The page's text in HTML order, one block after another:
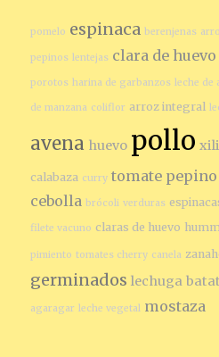
pomelo espinaca berenjenas
pepinos lentejas clara de huevo
porotos harina de garbanzos leche de
de manzana coliflor arroz integral
avena huevo pollo
calabaza curry tomate pepino
cebolla brócoli verduras
filete vacuno claras de huevo
pimiento tomates cherry canela
germinados lechuga
agaragar leche vegetal mostaza